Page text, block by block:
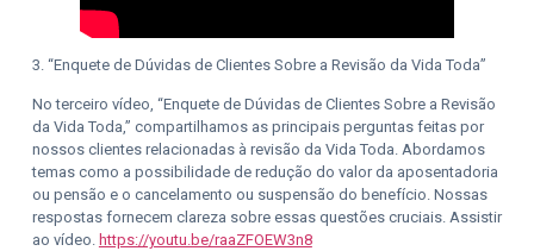
3. “Enquete de Dúvidas de Clientes Sobre a Revisão da Vida Toda”
No terceiro vídeo, “Enquete de Dúvidas de Clientes Sobre a Revisão
da Vida Toda,” compartilhamos as principais perguntas feitas por
nossos clientes relacionadas à revisão da Vida Toda. Abordamos
temas como a possibilidade de redução do valor da aposentadoria
ou pensão e o cancelamento ou suspensão do benefício. Nossas
respostas fornecem clareza sobre essas questões cruciais. Assistir
ao vídeo. https://youtu.be/raaZFOEW3n8